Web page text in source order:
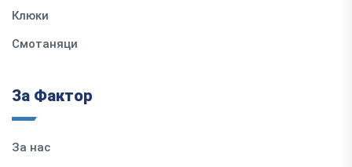
Клюки
Смотаняци
За Фактор
За нас